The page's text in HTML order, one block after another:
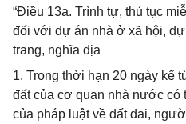
“Điều 13a. Trình tự, thủ tục
đối với dự án nhà ở xã hội,
trang, nghĩa địa
1. Trong thời hạn 20 ngày kể
đất của cơ quan nhà nước có
của pháp luật về đất đai,